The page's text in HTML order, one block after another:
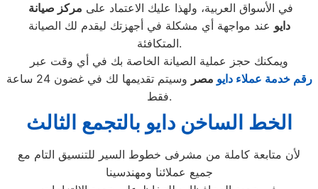
في الأسواق العربية، ولهذا عليك الاعتماد على مركز صيانة
دايو عند مواجهة أي مشكلة في أجهزتك ليقدم لك الصيانة
المتكافئة.
ويمكنك حجز عملية الصيانة الخاصة بك في أي وقت عبر
رقمخدمة عملاء دايو مصر
وسيتم تقديمها لك في غضون 24 ساعة
فقط.
الخط الساخن دايو بالتجمع الثالث
لأن متابعة كاملة من مشرفى خطوط السير للتنسيق التام مع
جميع عملائنا ومهندسينا